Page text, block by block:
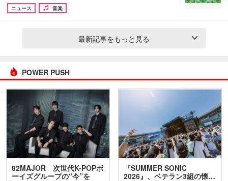
ニュース
音楽
最新記事をもっと見る
POWER PUSH
82MAJOR 次世代K-POPボ
ーイズグループの“今”を
『SUMMER SONIC
2026』、ベテラン3組の懐…